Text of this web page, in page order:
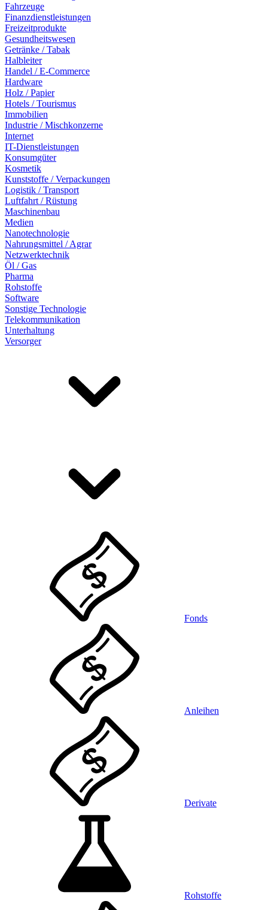
Fahrzeuge
Finanzdienstleistungen
Freizeitprodukte
Gesundheitswesen
Getränke / Tabak
Halbleiter
Handel / E-Commerce
Hardware
Holz / Papier
Hotels / Tourismus
Immobilien
Industrie / Mischkonzerne
Internet
IT-Dienstleistungen
Konsumgüter
Kosmetik
Kunststoffe / Verpackungen
Logistik / Transport
Luftfahrt / Rüstung
Maschinenbau
Medien
Nanotechnologie
Nahrungsmittel / Agrar
Netzwerktechnik
Öl / Gas
Pharma
Rohstoffe
Software
Sonstige Technologie
Telekommunikation
Unterhaltung
Versorger
Fonds
Anleihen
Derivate
Rohstoffe